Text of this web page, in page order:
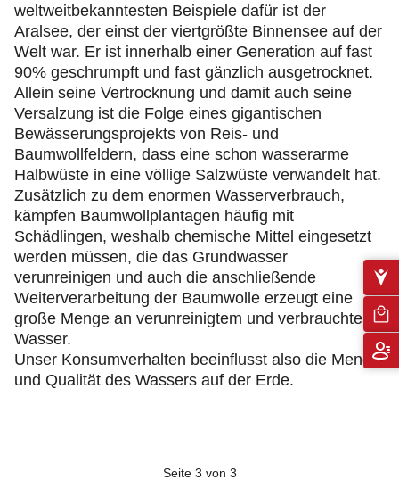
weltweitbekanntesten Beispiele dafür ist der
Aralsee, der einst der viertgrößte Binnensee auf der
Welt war. Er ist innerhalb einer Generation auf fast
90% geschrumpft und fast gänzlich ausgetrocknet.
Allein seine Vertrocknung und damit auch seine
Versalzung ist die Folge eines gigantischen
Bewässerungsprojekts von Reis- und
Baumwollfeldern, dass eine schon wasserarme
Halbwüste in eine völlige Salzwüste verwandelt hat.
Zusätzlich zu dem enormen Wasserverbrauch,
kämpfen Baumwollplantagen häufig mit
Schädlingen, weshalb chemische Mittel eingesetzt
werden müssen, die das Grundwasser
verunreinigen und auch die anschließende
Weiterverarbeitung der Baumwolle erzeugt eine
große Menge an verunreinigtem und verbrauchtem
Wasser.
Unser Konsumverhalten beeinflusst also die Menge
und Qualität des Wassers auf der Erde.
Seite 3 von 3